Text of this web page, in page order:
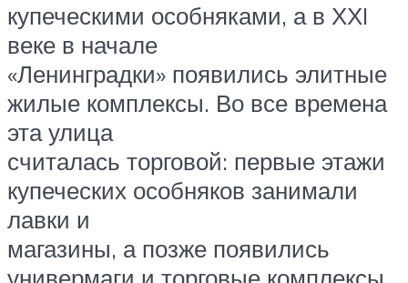
купеческими особняками, а в ХХI
веке в начале
«Ленинградки» появились элитные
жилые комплексы. Во все времена
эта улица
считалась торговой: первые этажи
купеческих особняков занимали
лавки и
магазины, а позже появились